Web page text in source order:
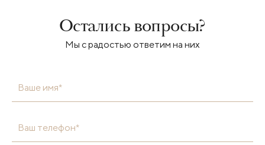
Остались вопросы?
Мы с радостью ответим на них
Ваше имя*
Ваш телефон*